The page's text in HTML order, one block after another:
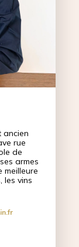
ancien
rue
de
armes
meilleure
les vins